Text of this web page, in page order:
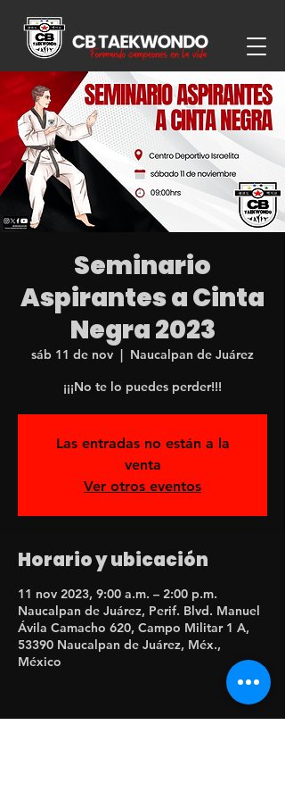
Seminario
Aspirantes a Cinta
Negra 2023
sáb 11 de nov
  |
Naucalpan de Juárez
¡¡¡No te lo puedes perder!!!
Las entradas no están a la
venta
Ver otros eventos
Horario y ubicación
11 nov 2023, 9:00 a.m. – 2:00 p.m.
Naucalpan de Juárez, Perif. Blvd. Manuel
Ávila Camacho 620, Campo Militar 1 A,
53390 Naucalpan de Juárez, Méx.,
México